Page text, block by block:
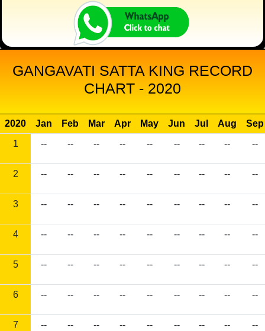
GANGAVATI SATTA KING RECORD
CHART - 2020
2020 Jan Feb Mar Apr May Jun Jul Aug
Sep
1
-- -- -- -- -- -- -- -- --
2 -- -- -- -- -- -- -- -- --
3 -- -- -- -- -- -- -- -- --
4 -- -- -- -- -- -- -- -- --
5 -- -- -- -- -- -- -- -- --
6 -- -- -- -- -- -- -- -- --
7 -- -- -- -- -- -- -- -- --